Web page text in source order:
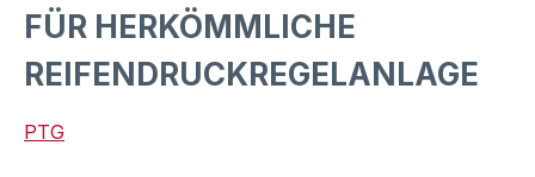
FÜR HERKÖMMLICHE
REIFENDRUCKREGELANLAGE
PTG